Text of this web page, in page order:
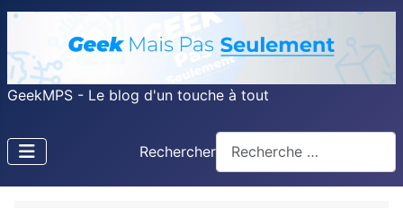
GeekMPS - Le blog d'un touche à tout
Rechercher